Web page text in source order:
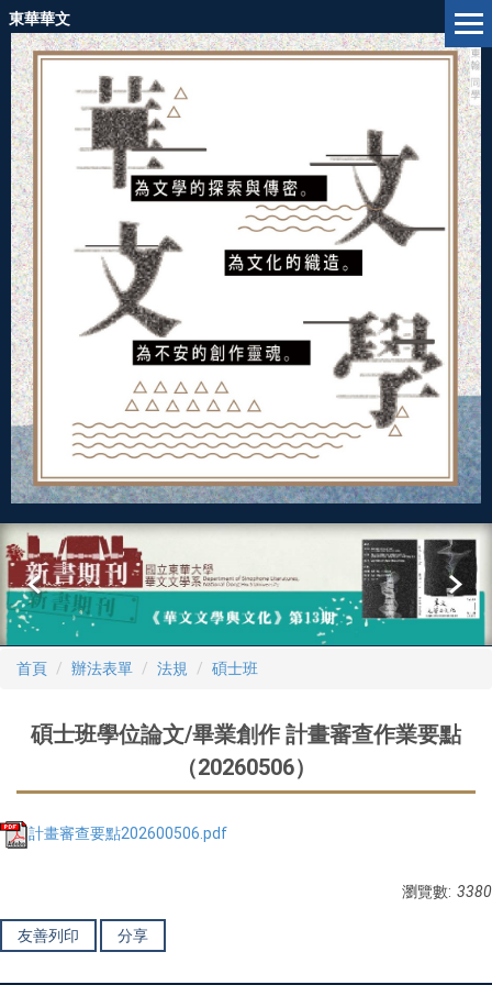
跳
到
主
要
內
容
區
東華華文
首頁 辦法表單 法規 碩士班
碩士班學位論文/畢業創作 計畫審查作業要點
（20260506）
計畫審查要點202600506.pdf
瀏覽數: 3380
友善列印 分享